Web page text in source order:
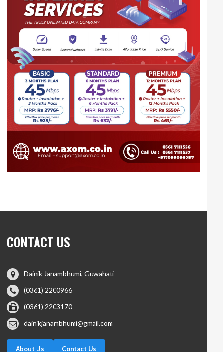
CONTACT US
Dainik Janambhumi, Guwahati
(0361) 2200966
(0361) 2203170
dainikjanambhumi@gmail.com
About Us Contact Us